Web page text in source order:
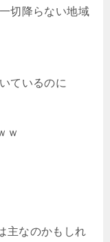
切降らない地域
ているのに
ｗ
主なのかもしれ